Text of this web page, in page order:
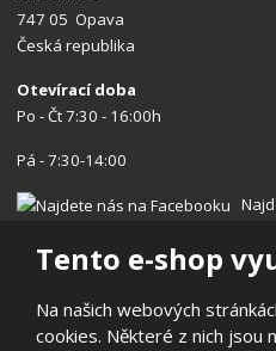
Tento e-shop
Na našich webových
cookies. Některé z nich jsou
747 05 Opava
Česká republika
Otevírací doba
Po - Čt 7:30 - 16:00h
Pá - 7:30-14:00
© 2026, Centrum nářadí s.r.o.